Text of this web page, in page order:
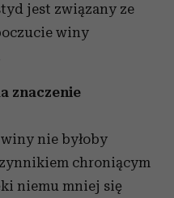
jest związany ze
winy
znaczenie
nie byłoby
chroniącym
niemu mniej się